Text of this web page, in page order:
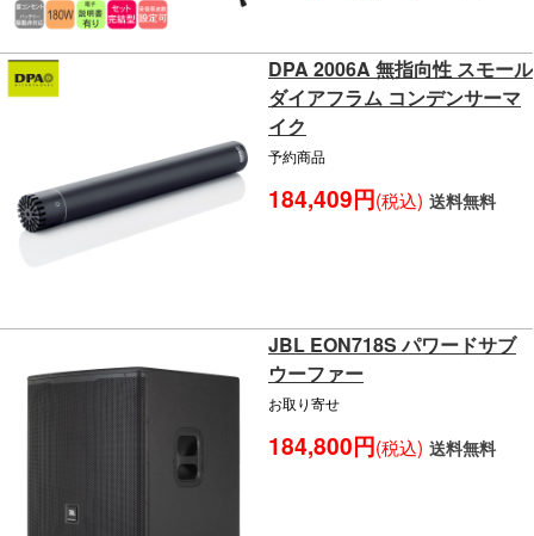
DPA 2006A 無指向性 スモール
ダイアフラム コンデンサーマ
イク
予約商品
184,409円(税込) 送料無料
JBL EON718S パワードサブ
ウーファー
お取り寄せ
184,800円(税込) 送料無料